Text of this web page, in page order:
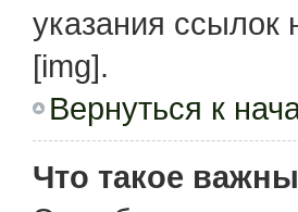
указания ссылок
[img].
Вернуться к
Что такое